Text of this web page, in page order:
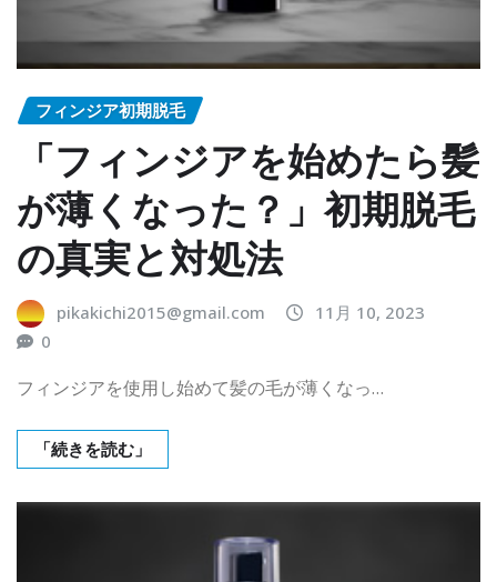
フィンジア初期脱毛
「フィンジアを始めたら髪
が薄くなった？」初期脱毛
の真実と対処法
pikakichi2015@gmail.com
11月 10, 2023
0
フィンジアを使用し始めて髪の毛が薄くなっ…
「続きを読む」